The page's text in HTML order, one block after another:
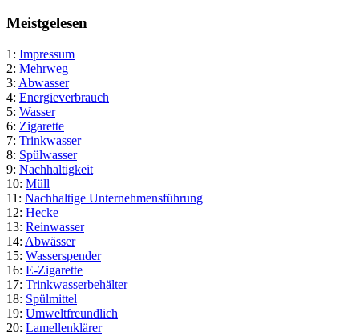
Meistgelesen
1: Impressum
2: Mehrweg
3: Abwasser
4: Energieverbrauch
5: Wasser
6: Zigarette
7: Trinkwasser
8: Spülwasser
9: Nachhaltigkeit
10: Müll
11: Nachhaltige Unternehmensführung
12: Hecke
13: Reinwasser
14: Abwässer
15: Wasserspender
16: E-Zigarette
17: Trinkwasserbehälter
18: Spülmittel
19: Umweltfreundlich
20: Lamellenklärer